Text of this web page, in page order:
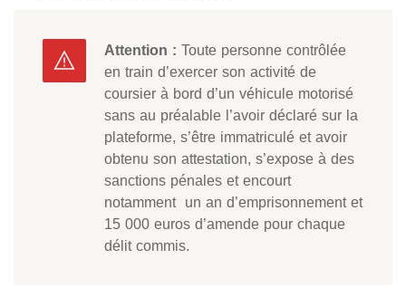
Attention : Toute personne contrôlée
en train d’exercer son activité de
coursier à bord d’un véhicule motorisé
sans au préalable l’avoir déclaré sur la
plateforme, s’être immatriculé et avoir
obtenu son attestation, s’expose à des
sanctions pénales et encourt
notamment un an d’emprisonnement et
15 000 euros d’amende pour chaque
délit commis.